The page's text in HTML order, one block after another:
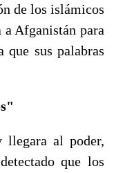
de los islámicos
a Afganistán para
sus palabras
llegara al poder,
que los